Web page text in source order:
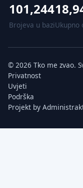
101,244
Brojeva u baziUkupno
© 2026 Tko me zvao.
Privatnost
Uvjeti
Podrška
Projekt by